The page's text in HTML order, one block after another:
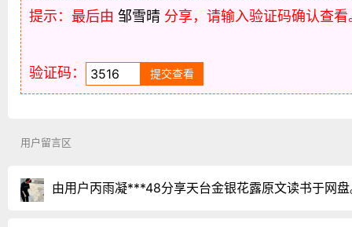
提示：最后由 邹雪晴 分享，请输入验证码确认查看
验证码：
用户留言区
由用户丙雨凝***48分享天台金银花露原文读书于网